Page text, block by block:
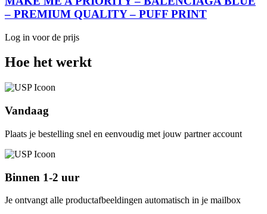
– PREMIUM QUALITY – PUFF PRINT
Log in voor de prijs
Hoe het werkt
Vandaag
Plaats je bestelling snel en eenvoudig met jouw partner account
Binnen 1-2 uur
Je ontvangt alle productafbeeldingen automatisch in je mailbox